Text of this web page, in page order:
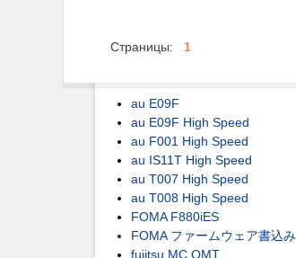
Страницы: 1
au E09F
au E09F High Speed
au F001 High Speed
au IS11T High Speed
au T007 High Speed
au T008 High Speed
FOMA F880iES
FOMA ファームウェア書込み
fujitsu MC OMT